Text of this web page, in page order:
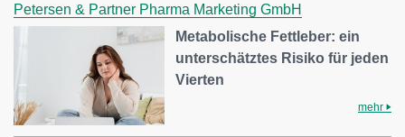
Petersen & Partner Pharma Marketing GmbH
Metabolische Fettleber: ein
unterschätztes Risiko für jeden
Vierten
mehr